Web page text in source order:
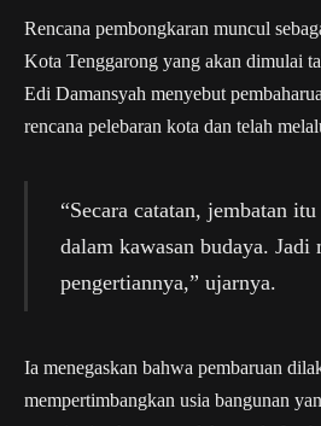
Rencana pembongkaran muncul
Kota Tenggarong yang akan dimulai
Edi Damansyah menyebut
rencana pelebaran kota dan telah
“Secara catatan, jembatan
dalam kawasan budaya. Jadi
pengertiannya,” ujarnya.
Ia menegaskan bahwa pembaruan
mempertimbangkan usia bangunan